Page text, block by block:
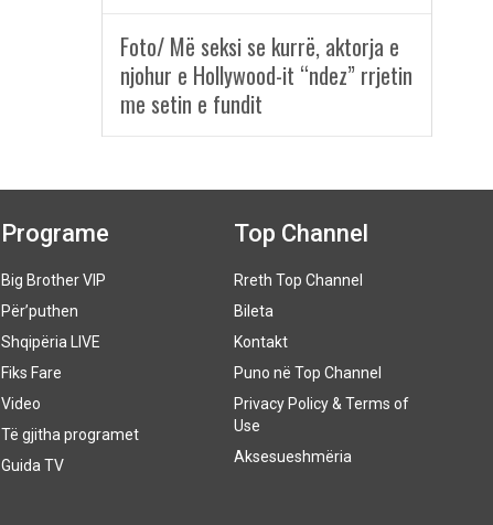
Foto/ Më seksi se kurrë, aktorja e
njohur e Hollywood-it “ndez” rrjetin
me setin e fundit
Programe
Big Brother VIP
Për’puthen
Shqipëria LIVE
Fiks Fare
Video
Të gjitha programet
Guida TV
Top Channel
Rreth Top Channel
Bileta
Kontakt
Puno në Top Channel
Privacy Policy & Terms of
Use
Aksesueshmëria